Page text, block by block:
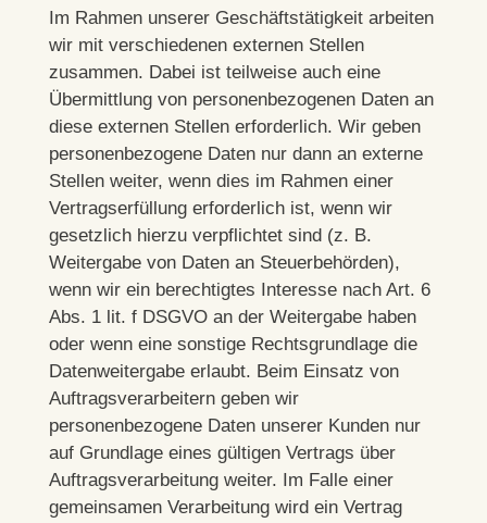
Im Rahmen unserer Geschäftstätigkeit arbeiten
wir mit verschiedenen externen Stellen
zusammen. Dabei ist teilweise auch eine
Übermittlung von personenbezogenen Daten an
diese externen Stellen erforderlich. Wir geben
personenbezogene Daten nur dann an externe
Stellen weiter, wenn dies im Rahmen einer
Vertragserfüllung erforderlich ist, wenn wir
gesetzlich hierzu verpflichtet sind (z. B.
Weitergabe von Daten an Steuerbehörden),
wenn wir ein berechtigtes Interesse nach Art. 6
Abs. 1 lit. f DSGVO an der Weitergabe haben
oder wenn eine sonstige Rechtsgrundlage die
Datenweitergabe erlaubt. Beim Einsatz von
Auftragsverarbeitern geben wir
personenbezogene Daten unserer Kunden nur
auf Grundlage eines gültigen Vertrags über
Auftragsverarbeitung weiter. Im Falle einer
gemeinsamen Verarbeitung wird ein Vertrag